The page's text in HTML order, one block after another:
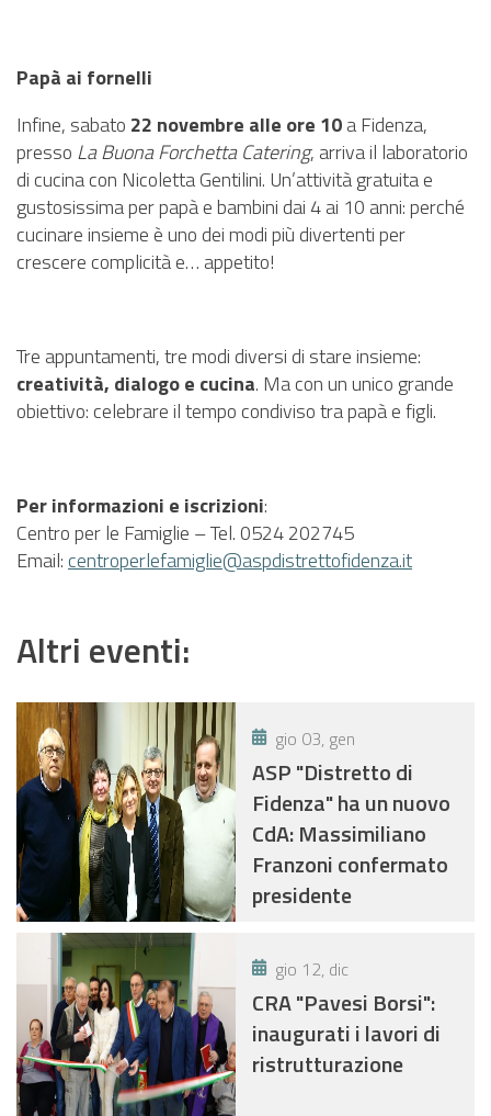
Papà ai fornelli
Infine, sabato 22 novembre alle ore 10a Fidenza,
presso La Buona Forchetta Catering, arriva il laboratorio
di cucina con Nicoletta Gentilini. Un’attività gratuita e
gustosissima per papà e bambini dai 4 ai 10 anni: perché
cucinare insieme è uno dei modi più divertenti per
crescere complicità e… appetito!
Tre appuntamenti, tre modi diversi di stare insieme:
creatività, dialogo e cucina. Ma con un unico grande
obiettivo: celebrare il tempo condiviso tra papà e figli.
Per informazioni e iscrizioni:
Centro per le Famiglie – Tel. 0524 202745
Email:centroperlefamiglie@aspdistrettofidenza.it
Altri eventi:
gio 03, gen
ASP "Distretto di
Fidenza" ha un nuovo
CdA: Massimiliano
Franzoni confermato
presidente
gio 12, dic
CRA "Pavesi Borsi":
inaugurati i lavori di
ristrutturazione